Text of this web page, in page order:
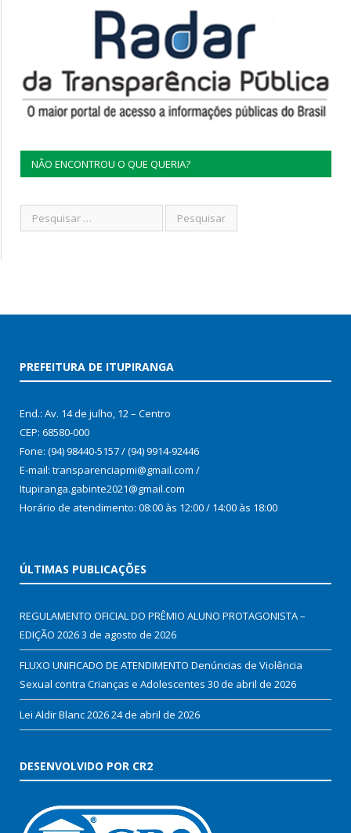
NÃO ENCONTROU O QUE QUERIA?
PREFEITURA DE ITUPIRANGA
End.: Av. 14 de julho, 12 – Centro
CEP: 68580-000
Fone: (94) 98440-5157 / (94) 9914-92446
E-mail: transparenciapmi@gmail.com /
Itupiranga.gabinte2021@gmail.com
Horário de atendimento: 08:00 às 12:00 / 14:00 às 18:00
ÚLTIMAS PUBLICAÇÕES
REGULAMENTO OFICIAL DO PRÊMIO ALUNO PROTAGONISTA –
EDIÇÃO 20263 de agosto de 2026
FLUXO UNIFICADO DE ATENDIMENTO Denúncias de Violência
Sexual contra Crianças e Adolescentes 30 de abril de 2026
Lei Aldir Blanc 202624 de abril de 2026
DESENVOLVIDO POR CR2